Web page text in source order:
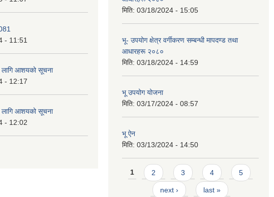
- 11:51
लागि आशयको सूचना
- 12:17
लागि आशयको सूचना
- 12:02
मिति: 03/18/2024 - 15:05
भू- उपयोग क्षेत्र वर्गीकरण सम्बन्धी मापदण्ड तथा
आधारहरू २०८०
मिति: 03/18/2024 - 14:59
भू उपयोग योजना
मिति: 03/17/2024 - 08:57
भू ऐन
मिति: 03/13/2024 - 14:50
Pages
1 2 3 4 5
next › last »